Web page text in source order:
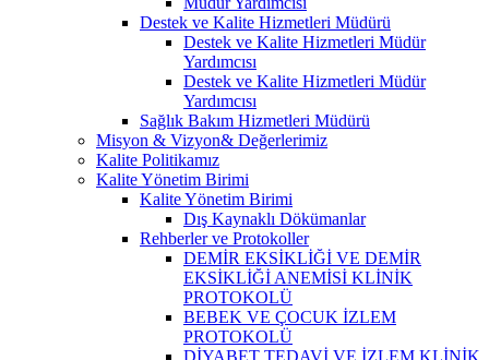
Destek ve Kalite Hizmetleri Müdürü
Destek ve Kalite Hizmetleri Müdür
Yardımcısı
Destek ve Kalite Hizmetleri Müdür
Yardımcısı
Sağlık Bakım Hizmetleri Müdürü
Misyon & Vizyon& Değerlerimiz
Kalite Politikamız
Kalite Yönetim Birimi
Kalite Yönetim Birimi
Dış Kaynaklı Dökümanlar
Rehberler ve Protokoller
DEMİR EKSİKLİĞİ VE DEMİR
EKSİKLİĞİ ANEMİSİ KLİNİK
PROTOKOLÜ
BEBEK VE ÇOCUK İZLEM
PROTOKOLÜ
DİYABET TEDAVİ VE İZLEM KLİNİK